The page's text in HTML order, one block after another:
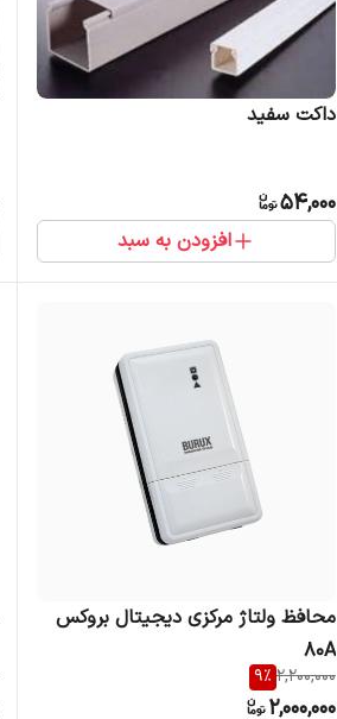
داکت سفید
54,000
افزودن به سبد
محافظ ولتاژ مرکزی دیجیتال بروکس
80A
2,200,000
9%
2,000,000